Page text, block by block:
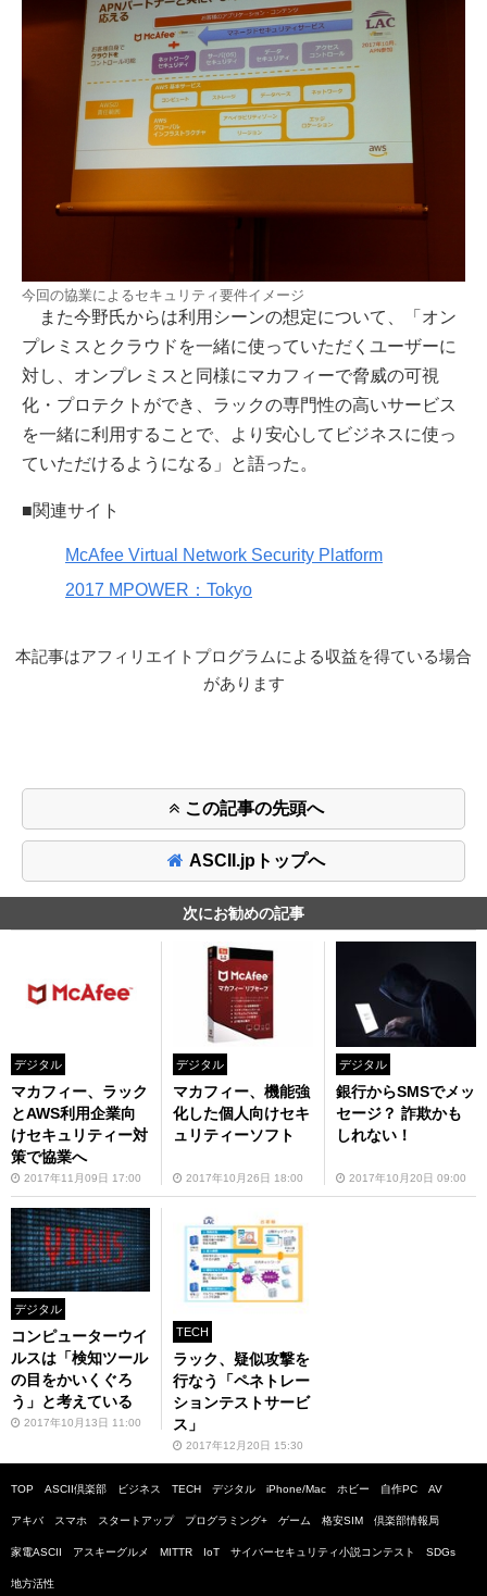
今回の協業によるセキュリティ要件イメージ
また今野氏からは利用シーンの想定について、「オン
プレミスとクラウドを一緒に使っていただくユーザーに
対し、オンプレミスと同様にマカフィーで脅威の可視
化・プロテクトができ、ラックの専門性の高いサービス
を一緒に利用することで、より安心してビジネスに使っ
ていただけるようになる」と語った。
■関連サイト
McAfee Virtual Network Security Platform
2017 MPOWER：Tokyo
本記事はアフィリエイトプログラムによる収益を得ている場合
があります
この記事の先頭へ
ASCII.jpトップへ
次にお勧めの記事
デジタル
マカフィー、ラック
とAWS利用企業向
けセキュリティー対
策で協業へ
2017年11月09日 17:00
デジタル
マカフィー、機能強
化した個人向けセキ
ュリティーソフト
2017年10月26日 18:00
デジタル
銀行からSMSでメッ
セージ？ 詐欺かも
しれない！
2017年10月20日 09:00
デジタル
コンピューターウイ
ルスは「検知ツール
の目をかいくぐろ
う」と考えている
2017年10月13日 11:00
TECH
ラック、疑似攻撃を
行なう「ペネトレー
ションテストサービ
ス」
2017年12月20日 15:30
TOP ASCII倶楽部 ビジネス TECH デジタル iPhone/Mac ホビー 自作PC AV
アキバ スマホ スタートアップ プログラミング+ ゲーム 格安SIM 倶楽部情報局
家電ASCII アスキーグルメ MITTR IoT サイバーセキュリティ小説コンテスト SDGs
地方活性